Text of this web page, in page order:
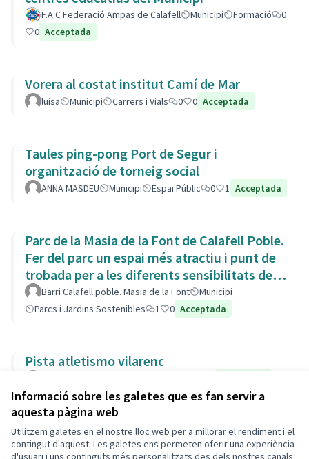
Informació sobre les galetes que es fan servir a
aquesta pàgina web
Utilitzem galetes en el nostre lloc web per a millorar el rendiment i el
contingut d'aquest. Les galetes ens permeten oferir una experiència
d'usuari i uns continguts més personalitzats des dels nostres canals
F.A.C Federació Ampas de Calafell Municipi Formació
0
0 Acceptada
Vorera al costat institut Camí de Mar
luisa Municipi Carrers i Vials 0 0 Acceptada
Taules ping-pong Port de Segur i
organització de torneig social
ANNA MASDEU Municipi Espai Públic 0 1 Acceptada
Parc de la Masia de la Font de Calafell Poble.
Fer del parc un espai més atractiu i punt de
trobada per a les diferents sensibilitats del
barri.Barri Calafell poble. Masia de la Font
Municipi
Parcs i Jardins Sostenibles
1 0 Acceptada
Pista atletismo vilarenc
Termes i condicions d'ús
Configuració de les galetes